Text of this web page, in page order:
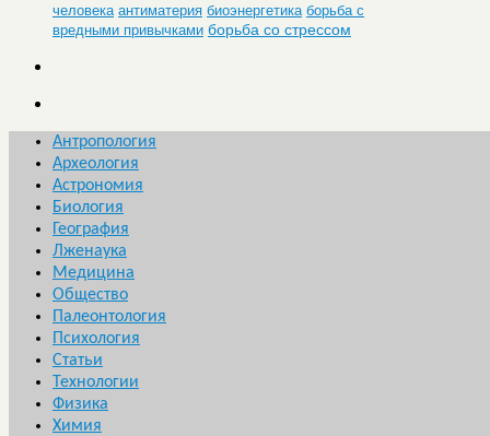
человека антиматерия биоэнергетика борьба с
вредными привычками борьба со стрессом
Антропология
Археология
Астрономия
Биология
География
Лженаука
Медицина
Общество
Палеонтология
Психология
Статьи
Технологии
Физика
Химия